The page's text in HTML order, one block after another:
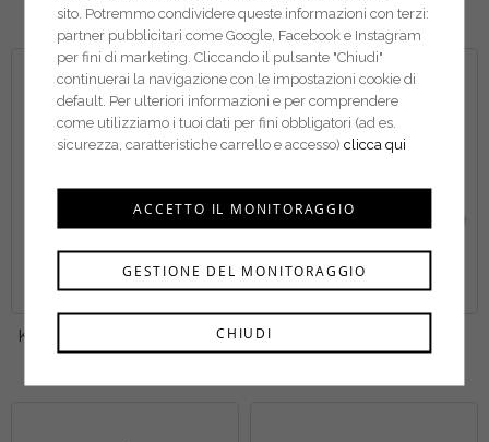
621020
Kwb lame per seghetto per
legno HCS 610225
Kwb snodo angolare 90°
118100
sito. Potremmo condividere queste informazioni con terzi:
partner pubblicitari come Google, Facebook e Instagram
per fini di marketing. Cliccando il pulsante "Chiudi"
continuerai la navigazione con le impostazioni cookie di
default. Per ulteriori informazioni e per comprendere
come utilizziamo i tuoi dati per fini obbligatori (ad es.
sicurezza, caratteristiche carrello e accesso)clicca qui
CHIUDI
GESTIONE DEL MONITORAGGIO
ACCETTO IL MONITORAGGIO